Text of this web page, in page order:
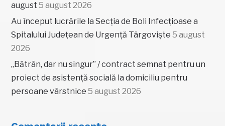
august 5 august 2026
Au început lucrările la Secția de Boli Infecțioase a
Spitalului Județean de Urgență Târgoviște 5 august
2026
„Bătrân, dar nu singur” / contract semnat pentru un
proiect de asistență socială la domiciliu pentru
persoane vârstnice 5 august 2026